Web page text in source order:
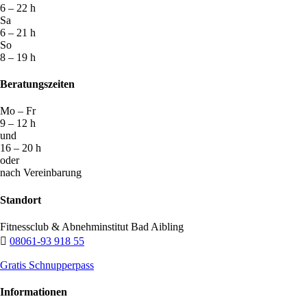
6 – 22 h
Sa
6 – 21 h
So
8 – 19 h
Beratungszeiten
Mo – Fr
9 – 12 h
und
16 – 20 h
oder
nach Vereinbarung
Standort
Fitnessclub & Abnehminstitut Bad Aibling
 08061-93 918 55
Gratis Schnupperpass
Informationen